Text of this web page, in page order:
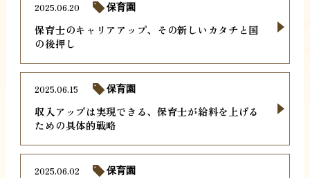
保育士のキャリアアップ、その新しいカタチと国
の後押し
2025.06.20 保育園
収入アップは実現できる、保育士が給料を上げる
ための具体的戦略
2025.06.15 保育園
2025.06.02 保育園